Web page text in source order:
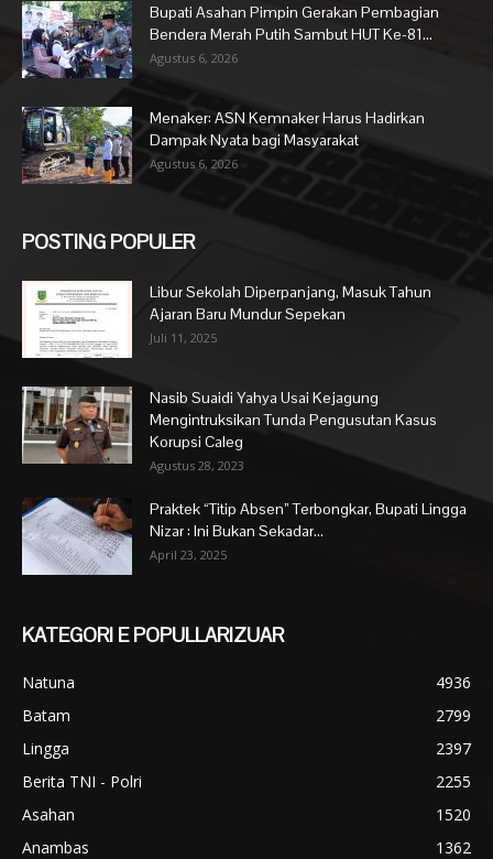
Bupati Asahan Pimpin Gerakan Pembagian
Bendera Merah Putih Sambut HUT Ke-81...
Agustus 6, 2026
Menaker: ASN Kemnaker Harus Hadirkan
Dampak Nyata bagi Masyarakat
Agustus 6, 2026
POSTING POPULER
Libur Sekolah Diperpanjang, Masuk Tahun
Ajaran Baru Mundur Sepekan
Juli 11, 2025
Nasib Suaidi Yahya Usai Kejagung
Mengintruksikan Tunda Pengusutan Kasus
Korupsi Caleg
Agustus 28, 2023
Praktek “Titip Absen” Terbongkar, Bupati Lingga
Nizar : Ini Bukan Sekadar...
April 23, 2025
KATEGORI E POPULLARIZUAR
Natuna
4936
Batam
2799
Lingga
2397
Berita TNI - Polri
2255
Asahan
1520
Anambas
1362